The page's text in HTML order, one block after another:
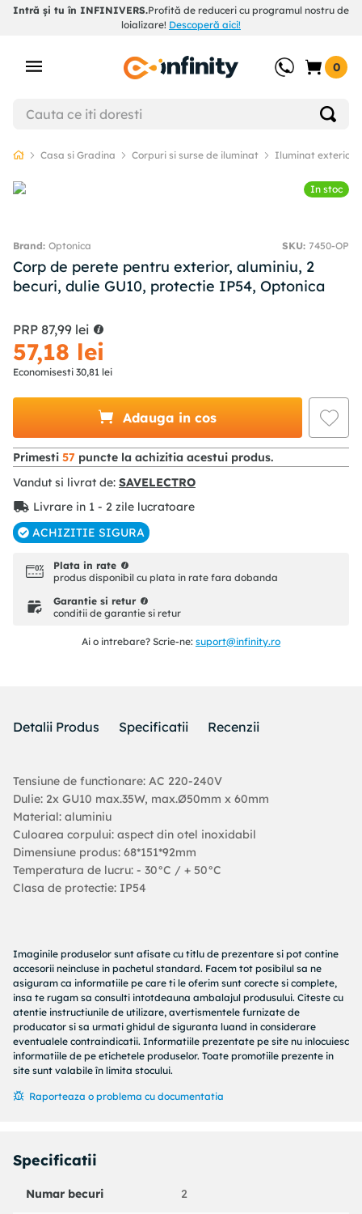
Intră și tu în INFINIVERS.Profită de reduceri cu programul nostru de
loializare! Descoperă aici!
0
Casa si Gradina Corpuri si surse de iluminat Iluminat exterior
In stoc
Optonica SKU: 7450-OP
Corp de perete pentru exterior, aluminiu, 2
becuri, dulie GU10, protectie IP54, Optonica
PRP 87,99 lei
57,18 lei
Economisesti 30,81 lei
Adauga in cos
Primesti 57 puncte la achizitia acestui produs.
Vandut si livrat de: SAVELECTRO
Livrare in 1 - 2 zile lucratoare
ACHIZITIE SIGURA
Plata in rate
produs disponibil cu plata in rate fara dobanda
Garantie si retur
conditii de garantie si retur
Ai o intrebare? Scrie-ne: suport@infinity.ro
Detalii Produs Specificatii Recenzii
Tensiune de functionare: AC 220-240V
Dulie: 2x GU10 max.35W, max.Ø50mm x 60mm
Material: aluminiu
Culoarea corpului: aspect din otel inoxidabil
Dimensiune produs: 68*151*92mm
Temperatura de lucru: - 30°C / + 50°C
Clasa de protectie: IP54
Imaginile produselor sunt afisate cu titlu de prezentare si pot contine
accesorii neincluse in pachetul standard. Facem tot posibilul sa ne
asiguram ca informatiile pe care ti le oferim sunt corecte si complete,
insa te rugam sa consulti intotdeauna ambalajul produsului. Citeste cu
atentie instructiunile de utilizare, avertismentele furnizate de
producator si sa urmati ghidul de siguranta luand in considerare
eventualele contraindicatii. Informatiile prezentate pe site nu inlocuiesc
informatiile de pe etichetele produselor. Toate promotiile prezente in
site sunt valabile în limita stocului.
Raporteaza o problema cu documentatia
Specificatii
Numar becuri 2